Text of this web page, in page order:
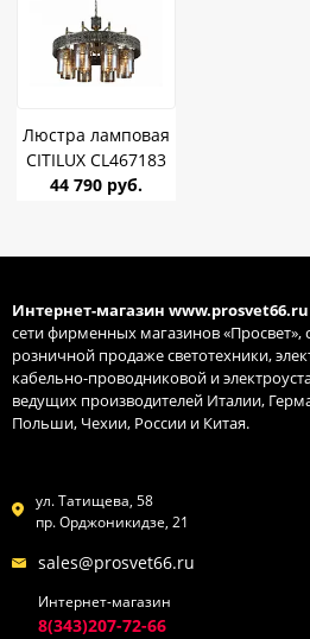
Люстра ламповая
CITILUX CL467183
Эмир E27 75W *8
44 790 руб.
Интернет-магазин www.prosvet66.ru
сети фирменных магазинов
розничной продаже светотехники,
кабельно-проводниковой и
ведущих производителей Италии,
Польши, Чехии, России и Китая.
ул. Татищева, 58
пр. Орджоникидзе, 21
sales@prosvet66.ru
Интернет-магазин
8(343)207-72-66